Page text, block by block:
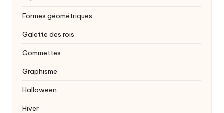
Formes géométriques
Galette des rois
Gommettes
Graphisme
Halloween
Hiver